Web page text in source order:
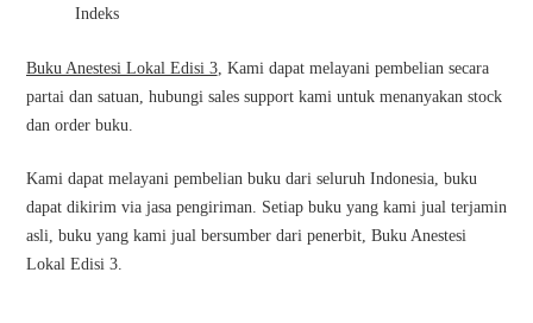
Indeks
Buku Anestesi Lokal Edisi 3, Kami dapat melayani pembelian secara
partai dan satuan, hubungi sales support kami untuk menanyakan stock
dan order buku.
Kami dapat melayani pembelian buku dari seluruh Indonesia, buku
dapat dikirim via jasa pengiriman. Setiap buku yang kami jual terjamin
asli, buku yang kami jual bersumber dari penerbit, Buku Anestesi
Lokal Edisi 3.